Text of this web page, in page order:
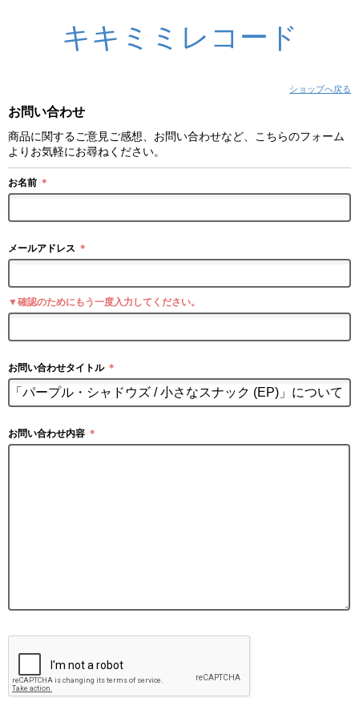
キキミミレコード
ショップへ戻る
お問い合わせ
商品に関するご意見ご感想、お問い合わせなど、こちらのフォーム
よりお気軽にお尋ねください。
お名前 ＊
メールアドレス ＊
▼確認のためにもう一度入力してください。
お問い合わせタイトル ＊
お問い合わせ内容 ＊